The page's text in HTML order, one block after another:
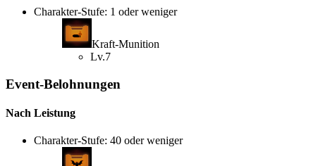
Charakter-Stufe: 1 oder weniger
Kraft-Munition
Lv.7
Event-Belohnungen
Nach Leistung
Charakter-Stufe: 40 oder weniger